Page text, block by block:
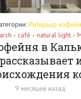
Интерьер
arch • café • natural light •
в
9 месяцев назад